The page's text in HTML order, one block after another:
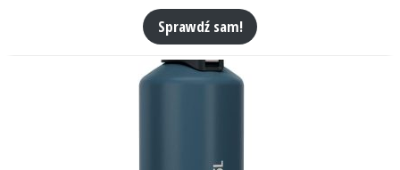
Sprawdź sam!